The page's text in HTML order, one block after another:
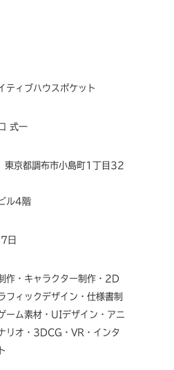
ティブハウスポケット
式一
都調布市小島町1丁目32
ル4階
日
作・キャラクター制作・2D
フィックデザイン・仕様書制
ーム素材・UIデザイン・アニ
リオ・3DCG・VR・インタ